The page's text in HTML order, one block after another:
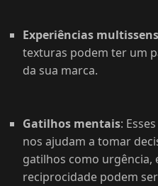
Experiências
texturas podem ter um
da sua marca.
Gatilhos mentais:
nos ajudam a tomar
gatilhos como urgência,
reciprocidade podem